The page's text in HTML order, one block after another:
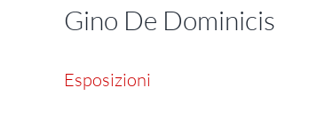
Gino De Dominicis
Esposizioni